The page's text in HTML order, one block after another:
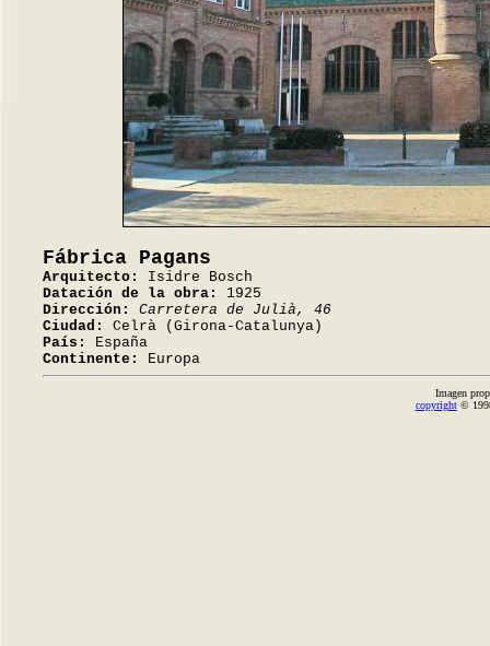
Fábrica Pagans
Arquitecto:
Isidre Bosch
Datación de la obra:
1925
Dirección:
Carretera de Julià, 46
Ciudad:
Celrà (Girona-Catalunya)
País:
España
Continente:
Europa
Imagen
copyright©